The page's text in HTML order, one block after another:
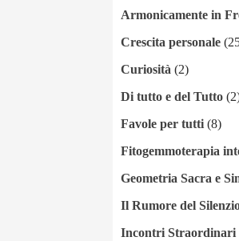
Armonicamente in
Crescita personale
Curiosità(2)
Di tutto e del Tutto
Favole per tutti(8)
Fitogemmoterapia
Geometria Sacra e
Il Rumore del
Incontri Straordinari